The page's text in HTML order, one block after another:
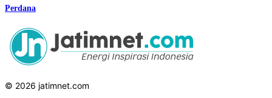
Perdana
© 2026 jatimnet.com